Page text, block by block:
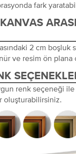
fark
2 cm boşluk
ve resim ön plana
renk seçeneği ile
oluşturabilirsiniz.